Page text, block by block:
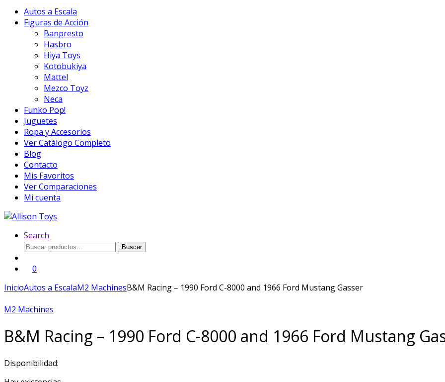
Autos a Escala
Figuras de Acción
Banpresto
Hasbro
Hiya Toys
Kotobukiya
Mattel
Mezco Toyz
Neca
Funko Pop!
Juguetes
Ropa y Accesorios
Ver Catálogo Completo
Blog
Contacto
Mis Favoritos
Ver Comparaciones
Mi cuenta
Search
Buscar
Buscar
0
InicioAutos a EscalaM2 MachinesB&M Racing – 1990 Ford C-8000 and 1966 Ford Mustang Gasser
M2 Machines
B&M Racing – 1990 Ford C-8000 and 1966 Ford Mustang
Disponibilidad: